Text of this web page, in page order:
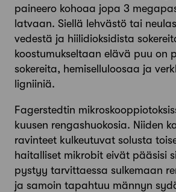
paineero kohoaa jopa 3
latvaan. Siellä lehvästö tai
vedestä ja hiilidioksidista
koostumukseltaan elävä puu on
sokereita, hemiselluloosaa ja
ligniiniä.
Fagerstedtin
kuusen rengashuokosia. Niiden
ravinteet kulkeutuvat solusta
haitalliset mikrobit eivät pääsisi
pystyy tarvittaessa sulkemaan
ja samoin tapahtuu männyn